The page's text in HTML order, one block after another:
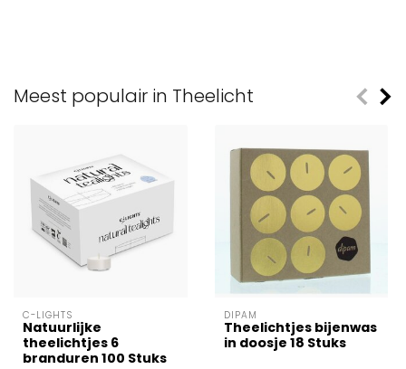
Meest populair in Theelicht
C-LIGHTS
Natuurlijke
theelichtjes 6
branduren 100 Stuks
DIPAM
Theelichtjes bijenwas
in doosje 18 Stuks